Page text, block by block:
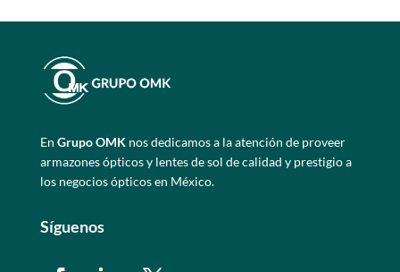
En Grupo OMKnos dedicamos a la atención de proveer
armazones ópticos y lentes de sol de calidad y prestigio a
los negocios ópticos en México.
Síguenos